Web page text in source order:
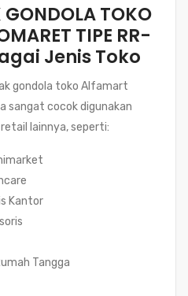
TOKO
TIPE RR-
Jenis Toko
gondola toko Alfamart
sangat cocok digunakan
lainnya, seperti:
Kantor
Tangga